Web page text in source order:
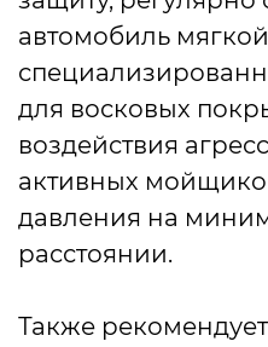
автомобиль
для восковых
воздействия
активных
давления на
расстоянии.
Также